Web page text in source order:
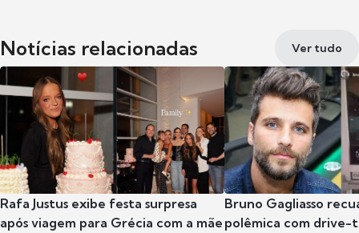
Notícias relacionadas Ver tudo
Rafa Justus exibe festa surpresa
após viagem para Grécia com a mãe
Bruno Gagliasso
polêmica com drive-